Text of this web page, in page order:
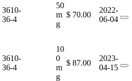
3610-
36-4
50
m
g
$ 70.00
2022-
06-04
3610-
36-4
10
0
m
g
$ 87.00
2023-
04-15